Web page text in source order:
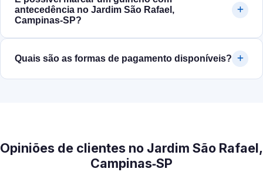
antecedência no Jardim São Rafael,
Campinas‑SP?
Quais são as formas de pagamento disponíveis?
Opiniões de clientes no Jardim São Rafael,
Campinas‑SP